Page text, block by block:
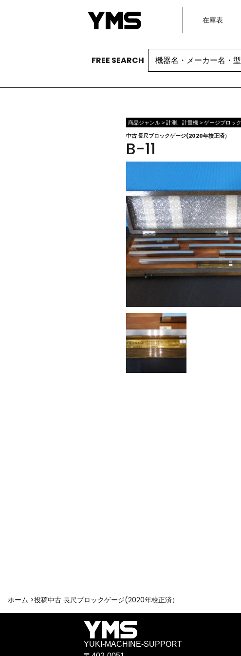
在庫表
FREE SEARCH
Search
for:
商品ジャンル > 計測、計量機 > ゲージブロック
中古 長尺ブロックゲージ(2020年校正済）
B-11
ホーム >投稿中古 長尺ブロックゲージ(2020年校正済）
YUKI-MACHINE-SUPPORT